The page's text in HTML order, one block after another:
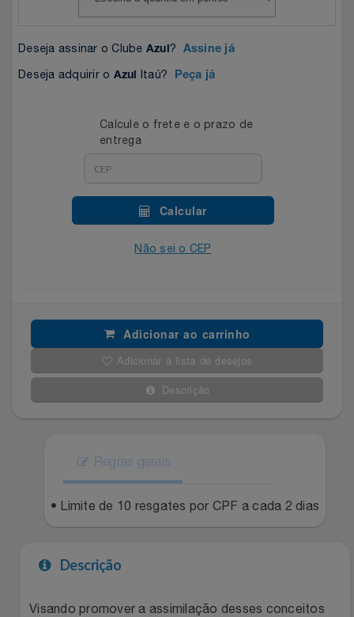
TOP STORE 8.8
Cosméticos
Eletrodomésticos
Filmes
Informática
Jogos E Consoles
Electrolux
Jbl
Lity
Loccitane En Provence
Magalu
Extra
Natura
Netshoes
Ponto Frio
Pontos Por Opiniões
Deseja assinar o Clube Azul ? Assine já
Deseja adquirir o Azul Itaú? Peça já
Calcule o frete e o prazo de
entrega
Calcular
Não sei o CEP
Adicionar ao carrinho
Adicionar à lista de desejos
Descrição
Regras gerais
• Limite de 10 resgates por CPF a cada 2 dias
Descrição
Visando promover a assimilação desses conceitos